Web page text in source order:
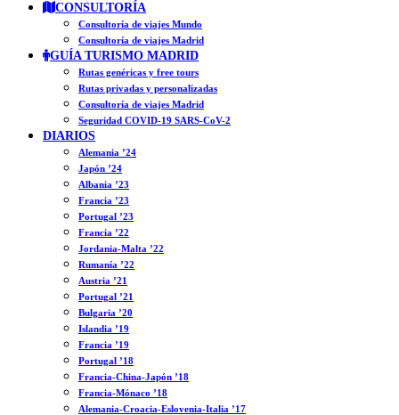
CONSULTORÍA
Consultoría de viajes Mundo
Consultoría de viajes Madrid
GUÍA TURISMO MADRID
Rutas genéricas y free tours
Rutas privadas y personalizadas
Consultoría de viajes Madrid
Seguridad COVID-19 SARS-CoV-2
DIARIOS
Alemania ’24
Japón ’24
Albania ’23
Francia ’23
Portugal ’23
Francia ’22
Jordania-Malta ’22
Rumanía ’22
Austria ’21
Portugal ’21
Bulgaria ’20
Islandia ’19
Francia ’19
Portugal ’18
Francia-China-Japón ’18
Francia-Mónaco ’18
Alemania-Croacia-Eslovenia-Italia ’17